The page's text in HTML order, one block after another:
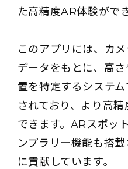
た高精度AR体験がで
このアプリには、カ
データをもとに、高
置を特定するシステ
されており、より高
できます。ARスポッ
ンプラリー機能も搭
に貢献しています。